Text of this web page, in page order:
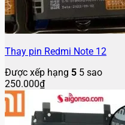
Thay pin Redmi Note 12
Được xếp hạng 5 5 sao
250.000₫